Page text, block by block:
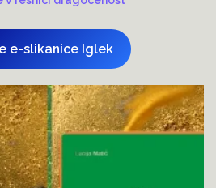
e-slikanice Iglek